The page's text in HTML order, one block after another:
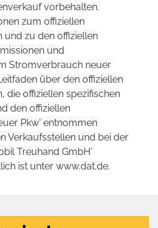
vorbehalten.
zum offiziellen
zu den offiziellen
und
Stromverbrauch neuer
über den offiziellen
die offiziellen spezifischen
den offiziellen
Pkw' entnommen
Verkaufsstellen und bei der
Treuhand GmbH'
ist unter www.dat.de.